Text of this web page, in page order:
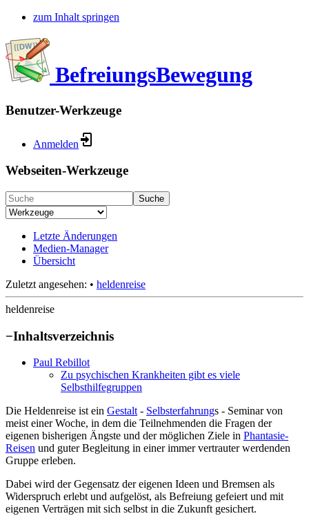
zum Inhalt springen
BefreiungsBewegung
Benutzer-Werkzeuge
Anmelden
Webseiten-Werkzeuge
Suche
Letzte Änderungen
Medien-Manager
Übersicht
Zuletzt angesehen: • heldenreise
heldenreise
−Inhaltsverzeichnis
Paul Rebillot
Zu psychischen Krankheiten gibt es viele
Selbsthilfegruppen
Die Heldenreise ist ein Gestalt- Selbsterfahrungs - Seminar von
meist einer Woche, in dem die Teilnehmenden die Fragen der
eigenen bisherigen Ängste und der möglichen Ziele in Phantasie-
Reisen und guter Begleitung in einer immer vertrauter werdenden
Gruppe erleben.
Dabei wird der Gegensatz der eigenen Ideen und Bremsen als
Widerspruch erlebt und aufgelöst, als Befreiung gefeiert und mit
eigenen Verträgen mit sich selbst in die Zukunft gesichert.